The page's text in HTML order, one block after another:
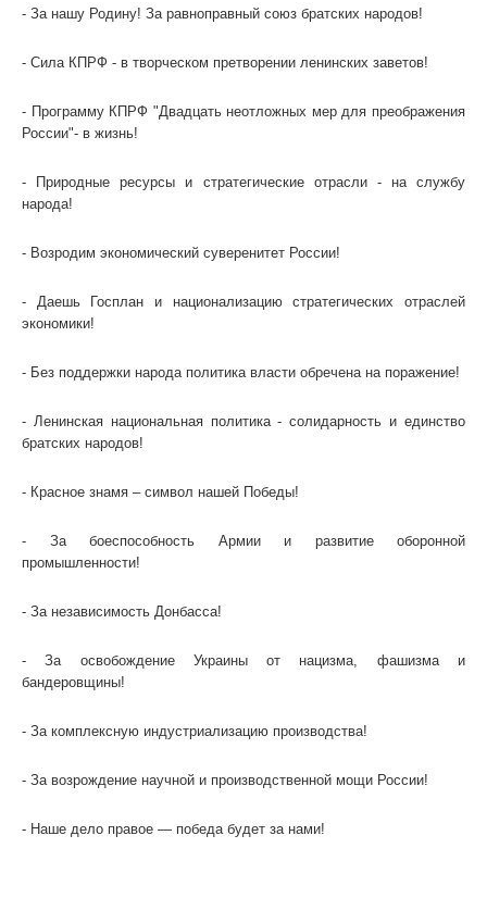
- За нашу Родину! За равноправный союз братских народов!
- Сила КПРФ - в творческом претворении ленинских заветов!
- Программу КПРФ "Двадцать неотложных мер для преображения
России"- в жизнь!
- Природные ресурсы и стратегические отрасли - на службу
народа!
- Возродим экономический суверенитет России!
- Даешь Госплан и национализацию стратегических отраслей
экономики!
- Без поддержки народа политика власти обречена на поражение!
- Ленинская национальная политика - солидарность и единство
братских народов!
- Красное знамя – символ нашей Победы!
- За боеспособность Армии и развитие оборонной
промышленности!
- За независимость Донбасса!
- За освобождение Украины от нацизма, фашизма и
бандеровщины!
- За комплексную индустриализацию производства!
- За возрождение научной и производственной мощи России!
- Наше дело правое — победа будет за нами!